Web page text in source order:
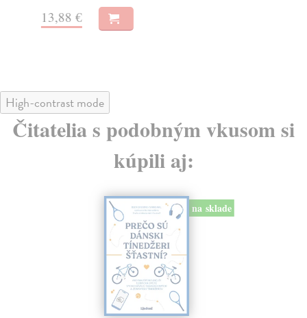
13,88 €
High-contrast mode
Čitatelia s podobným vkusom si
kúpili aj:
na sklade